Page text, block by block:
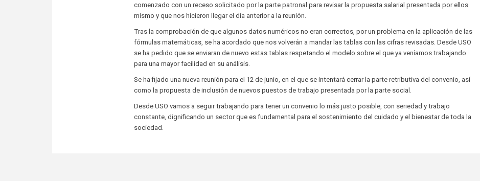
comenzado con un receso solicitado por la parte patronal para revisar la propuesta salarial presentada por ellos
mismo y que nos hicieron llegar el día anterior a la reunión.
Tras la comprobación de que algunos datos numéricos no eran correctos, por un problema en la aplicación de las
fórmulas matemáticas, se ha acordado que nos volverán a mandar las tablas con las cifras revisadas. Desde USO
se ha pedido que se enviaran de nuevo estas tablas respetando el modelo sobre el que ya veníamos trabajando
para una mayor facilidad en su análisis.
Se ha fijado una nueva reunión para el 12 de junio, en el que se intentará cerrar la parte retributiva del convenio, así
como la propuesta de inclusión de nuevos puestos de trabajo presentada por la parte social.
Desde USO vamos a seguir trabajando para tener un convenio lo más justo posible, con seriedad y trabajo
constante, dignificando un sector que es fundamental para el sostenimiento del cuidado y el bienestar de toda la
sociedad.